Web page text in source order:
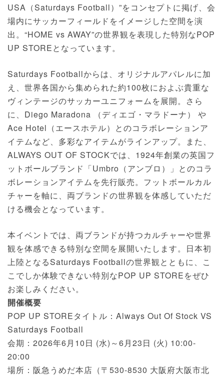
USA（Saturdays Football）”をコンセプトに掲げ、会
場内にサッカーフィールドをイメージした空間を演
出。“HOME vs AWAY”の世界観を表現した特別なPOP
UP STOREとなっています。
Saturdays Footballからは、オリジナルアパレルに加
え、世界各国から集められた約100枚におよぶ貴重な
ヴィンテージのサッカーユニフォームを展開。さら
に、Diego Maradona （ディエゴ・マラドーナ） や
Ace Hotel（エースホテル）とのコラボレーションア
イテムなど、多彩なアイテムがラインアップ。また、
ALWAYS OUT OF STOCKでは、1924年創業の英国フ
ットボールブランド「Umbro（アンブロ）」とのコラ
ボレーションアイテムを先行販売。フットボールカル
チャーを軸に、両ブランドの世界観を体感していただ
ける機会となっています。
本イベントでは、両ブランドが持つカルチャーや世界
観を体感できる特別な空間を展開いたします。日本初
上陸となるSaturdays Footballの世界観とともに、こ
こでしか体験できない特別なPOP UP STOREをぜひ
お楽しみください。
開催概要
POP UP STOREタイトル：Always Out Of Stock VS
Saturdays Football
会期：2026年6月10日 (水)～6月23日 (火) 10:00-
20:00
場所：阪急うめだ本店（〒530-8530 大阪府大阪市北